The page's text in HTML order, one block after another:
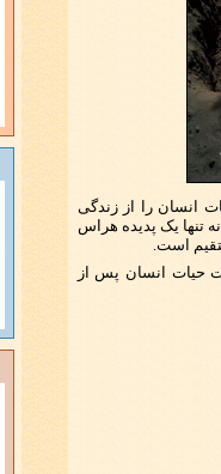
انسان را از زندگی
تنها یک پدیده هراس
است.
حیات انسان پس از